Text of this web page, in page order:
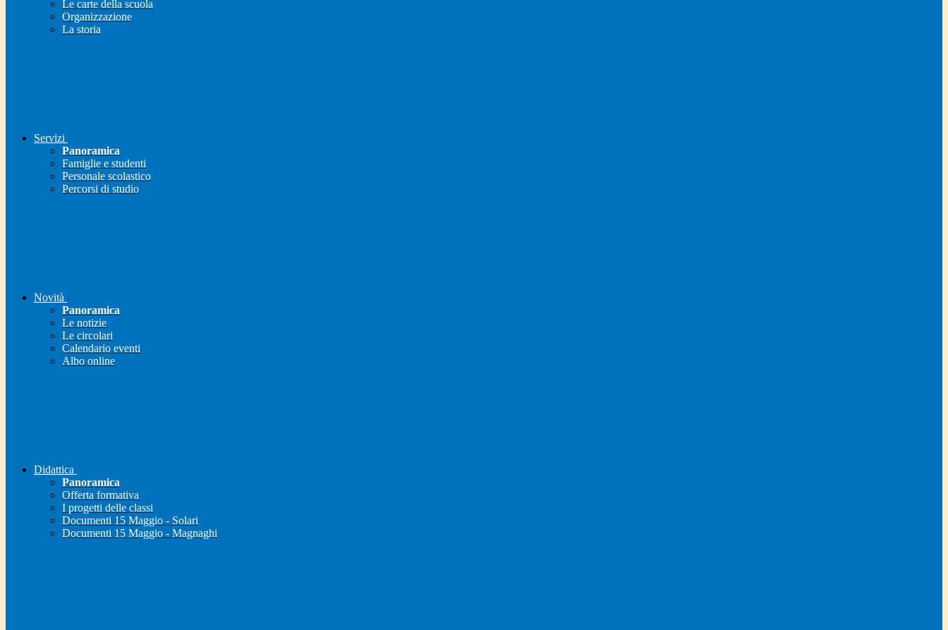
Le carte della scuola
Organizzazione
La storia
Servizi
Panoramica
Famiglie e studenti
Personale scolastico
Percorsi di studio
Novità
Panoramica
Le notizie
Le circolari
Calendario eventi
Albo online
Didattica
Panoramica
Offerta formativa
I progetti delle classi
Documenti 15 Maggio - Solari
Documenti 15 Maggio - Magnaghi